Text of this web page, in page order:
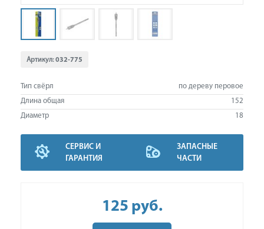
Артикул:032-775
Тип свёрл
по дереву перовое
Длина общая
152
Диаметр
18
СЕРВИС И
ГАРАНТИЯ
ЗАПАСНЫЕ
ЧАСТИ
125 руб.